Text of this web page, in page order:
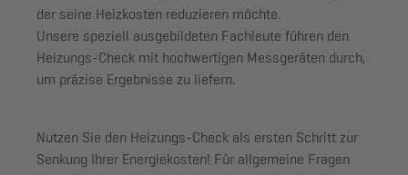
der seine Heizkosten reduzieren möchte.
Unsere speziell ausgebildeten Fachleute führen den
Heizungs-Check mit hochwertigen Messgeräten durch,
um präzise Ergebnisse zu liefern.
Nutzen Sie den Heizungs-Check als ersten Schritt zur
Senkung Ihrer Energiekosten! Für allgemeine Fragen